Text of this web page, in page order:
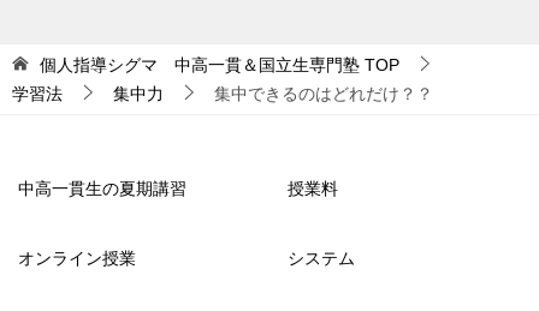
個人指導シグマ 中高一貫＆国立生専門塾 TOP
学習法
集中力 集中できるのはどれだけ？？
中高一貫生の夏期講習 授業料
オンライン授業 システム